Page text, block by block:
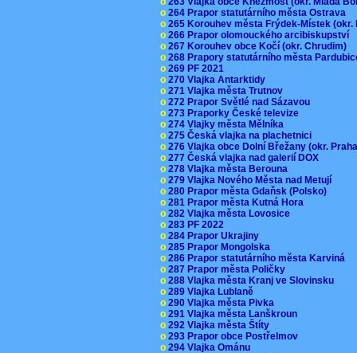
o 264 Prapor statutárního města Ostrava
o 265 Korouhev města Frýdek-Místek
o 266 Prapor olomouckého arcibiskupství
o 267 Korouhev obce Kočí (okr. Chrudim)
o 268 Prapory statutárního města
o 269 PF 2021
o 270 Vlajka Antarktidy
o 271 Vlajka města Trutnov
o 272 Prapor Světlé nad Sázavou
o 273 Praporky České televize
o 274 Vlajky města Mělníka
o 275 Česká vlajka na plachetnici
o 276 Vlajka obce Dolní Břežany (okr.
o 277 Česká vlajka nad galerií DOX
o 278 Vlajka města Berouna
o 279 Vlajka Nového Města nad Metují
o 280 Prapor města Gdaňsk (Polsko)
o 281 Prapor města Kutná Hora
o 282 Vlajka města Lovosice
o 283 PF 2022
o 284 Prapor Ukrajiny
o 285 Prapor Mongolska
o 286 Prapor statutárního města Karviná
o 287 Prapor města Poličky
o 288 Vlajka města Kranj ve Slovinsku
o 289 Vlajka Lublaně
o 290 Vlajka města Pivka
o 291 Vlajka města Lanškroun
o 292 Vlajka města Štíty
o 293 Prapor obce Postřelmov
o 294 Vlajka Ománu